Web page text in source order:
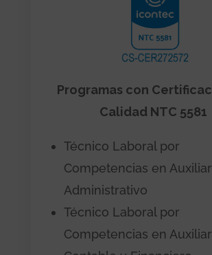
Programas con
Calidad NTC 5581
Técnico Laboral por
Competencias en Auxiliar
Administrativo
Técnico Laboral por
Competencias en Auxiliar